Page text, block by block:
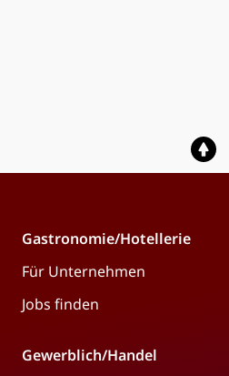
Gastronomie/Hotellerie
Für Unternehmen
Jobs finden
Gewerblich/Handel